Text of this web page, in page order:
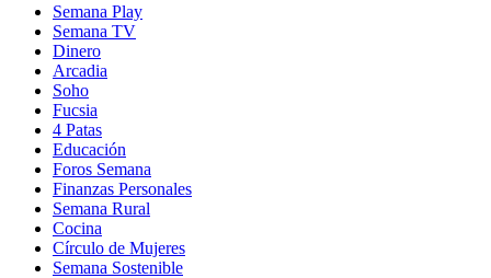
Semana Play
Semana TV
Dinero
Arcadia
Soho
in
new
window
Fucsia
in
new
window
4 Patas
Educación
Foros Semana
Finanzas Personales
Semana Rural
Cocina
Círculo de Mujeres
Semana Sostenible